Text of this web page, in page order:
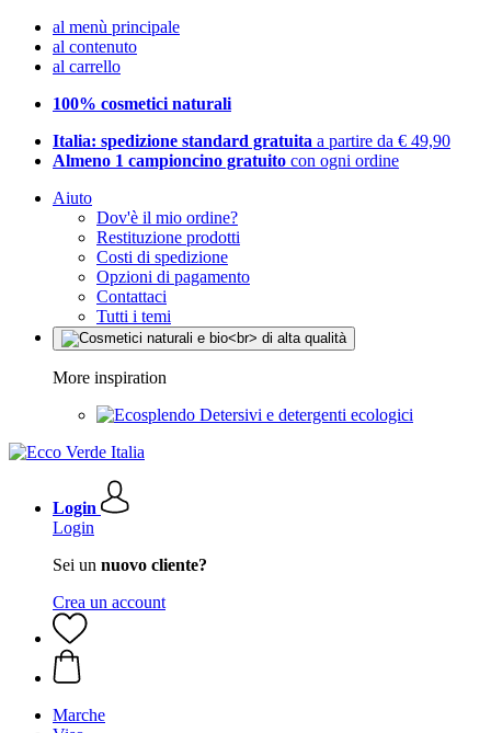
al menù principale
al contenuto
al carrello
100% cosmetici naturali
Italia: spedizione standard gratuita a partire da € 49,90
Almeno 1 campioncino gratuito con ogni ordine
Aiuto
Dov'è il mio ordine?
Restituzione prodotti
Costi di spedizione
Opzioni di pagamento
Contattaci
Tutti i temi
More inspiration
Detersivi e detergenti ecologici
Login
Login
Sei un nuovo cliente?
Crea un account
Marche